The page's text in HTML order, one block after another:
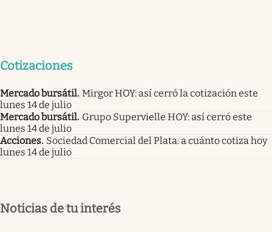
Cotizaciones
Mercado bursátil. Mirgor HOY: así cerró la cotización este
lunes 14 de julio
Mercado bursátil. Grupo Supervielle HOY: así cerró este
lunes 14 de julio
Acciones. Sociedad Comercial del Plata: a cuánto cotiza hoy
lunes 14 de julio
Noticias de tu interés